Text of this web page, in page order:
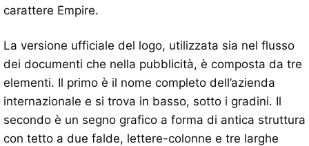
carattere Empire.
La versione ufficiale del logo, utilizzata sia nel flusso
dei documenti che nella pubblicità, è composta da tre
elementi. Il primo è il nome completo dell’azienda
internazionale e si trova in basso, sotto i gradini. Il
secondo è un segno grafico a forma di antica struttura
con tetto a due falde, lettere-colonne e tre larghe